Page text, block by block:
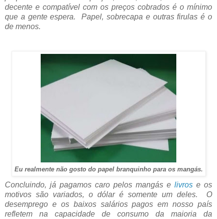
decente e compatível com os preços cobrados é o mínimo
que a gente espera.Papel, sobrecapa e outras firulas é o
de menos.
Eu realmente não gosto do papel branquinho para os mangás.
Concluindo, já pagamos caro pelos mangás e livros e os
motivos são variados, o dólar é somente um deles. O
desemprego e os baixos salários pagos em nosso país
refletem na capacidade de consumo da maioria da